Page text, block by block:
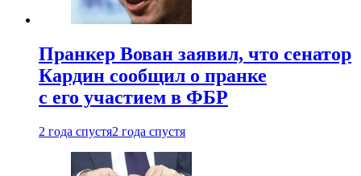
Пранкер Вован заявил, что сенатор
Кардин сообщил о пранке
с его участием в ФБР
2 года спустя2 года спустя